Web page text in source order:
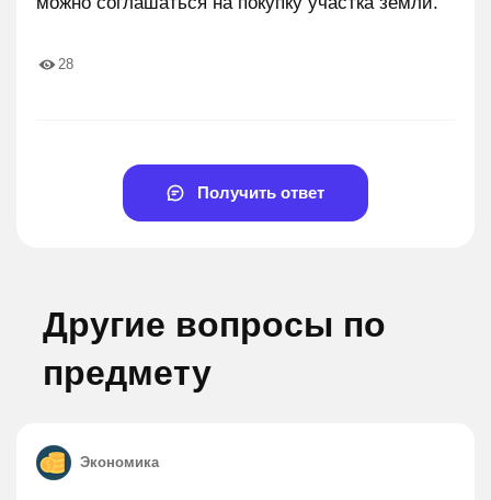
28
Получить ответ
Другие вопросы по
предмету
Экономика